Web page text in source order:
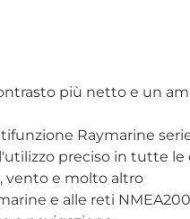
più netto e un
Raymarine
preciso in tutte le
vento e molto altro
e alle reti